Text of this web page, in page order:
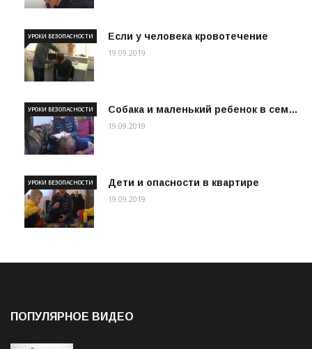
Если у человека кровотечение
УРОКИ БЕЗОПАСНОСТИ
19.09.2019
Собака и маленький ребенок в сем…
УРОКИ БЕЗОПАСНОСТИ
19.09.2019
Дети и опасности в квартире
УРОКИ БЕЗОПАСНОСТИ
19.09.2019
ПОПУЛЯРНОЕ ВИДЕО